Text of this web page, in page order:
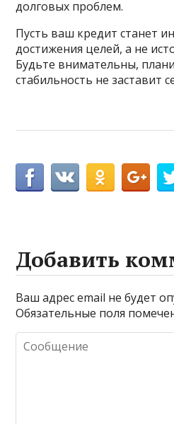
долговых проблем.
Пусть ваш кредит станет
достижения целей, а не
Будьте внимательны,
стабильность не заставит
Добавить
Ваш адрес email не будет
Обязательные поля